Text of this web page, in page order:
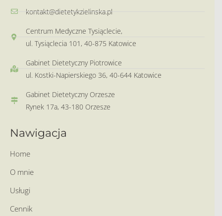
kontakt@dietetykzielinska.pl
Centrum Medyczne Tysiąclecie,
ul. Tysiąclecia 101, 40-875 Katowice
Gabinet Dietetyczny Piotrowice
ul. Kostki-Napierskiego 36, 40-644 Katowice
Gabinet Dietetyczny Orzesze
Rynek 17a, 43-180 Orzesze
Nawigacja
Home
O mnie
Usługi
Cennik